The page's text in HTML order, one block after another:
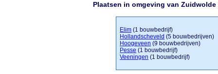
Plaatsen in omgeving van Zuidwolde
Elim (1 bouwbedrijf)
Hollandscheveld (5 bouwbedrijven)
Hoogeveen (9 bouwbedrijven)
Pesse (1 bouwbedrijf)
Veeningen (1 bouwbedrijf)